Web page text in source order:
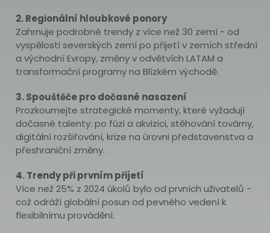
2. Regionální hloubkové ponory
Zahrnuje podrobné trendy z více než 30 zemí - od
vyspělosti severských zemí po přijetí v zemích střední
a východní Evropy, změny v odvětvích LATAM a
transformační programy na Blízkém východě.
3. Spouštěče pro dočasné nasazení
Prozkoumejte strategické momenty, které vyžadují
dočasné talenty: po fúzi a akvizici, stěhování továrny,
digitální rozšiřování, krize na úrovni představenstva a
přeshraniční změny.
4. Trendy při prvním přijetí
Více než 25% z 2024 úkolů bylo od prvních uživatelů -
což odráží globální posun od pevného vedení k
flexibilnímu provádění.